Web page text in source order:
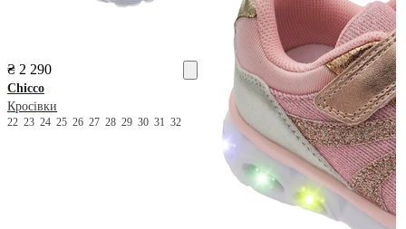
₴ 2 290
Chicco
Кросівки
22 23 24 25 26 27 28 29 30 31 32